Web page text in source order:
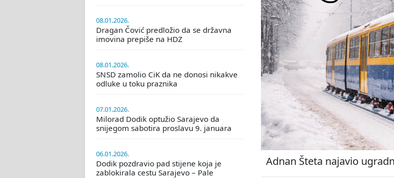
08.01.2026.
Dragan Čović predložio da se državna
imovina prepiše na HDZ
08.01.2026.
SNSD zamolio CiK da ne donosi nikakve
odluke u toku praznika
07.01.2026.
Milorad Dodik optužio Sarajevo da
snijegom sabotira proslavu 9. januara
06.01.2026.
Dodik pozdravio pad stijene koja je
zablokirala cestu Sarajevo – Pale
Adnan Šteta najavio